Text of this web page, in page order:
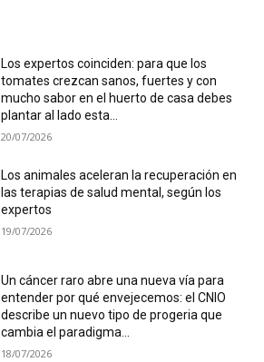
Los expertos coinciden: para que los
tomates crezcan sanos, fuertes y con
mucho sabor en el huerto de casa debes
plantar al lado esta...
20/07/2026
Los animales aceleran la recuperación en
las terapias de salud mental, según los
expertos
19/07/2026
Un cáncer raro abre una nueva vía para
entender por qué envejecemos: el CNIO
describe un nuevo tipo de progeria que
cambia el paradigma...
18/07/2026